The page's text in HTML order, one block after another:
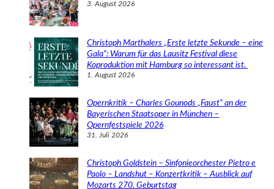
3. August 2026
Christoph Marthalers „Erste letzte Sekunde – eine
Gala“: Warum für das Lausitz Festival diese
Koproduktion mit Hamburg so interessant ist.
1. August 2026
Opernkritik – Charles Gounods „Faust“ an der
Bayerischen Staatsoper in München –
Opernfestspiele 2026
31. Juli 2026
Christoph Goldstein – Sinfonieorchester Pietro e
Paolo – Landshut – Konzertkritik – Ausblick auf
Mozarts 270. Geburtstag